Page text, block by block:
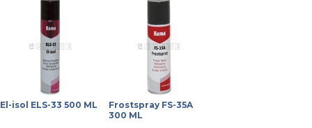
El-isol ELS-33 500 ML
Frostspray FS-35A
300 ML